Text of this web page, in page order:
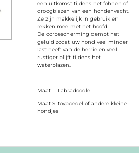
een uitkomst tijdens het fohnen of
droogblazen van een hondenvacht.
Ze zijn makkelijk in gebruik en
rekken mee met het hoofd.
De oorbescherming dempt het
geluid zodat uw hond veel minder
last heeft van de herrie en veel
rustiger blijft tijdens het
waterblazen.
Maat L: Labradoodle
Maat S: toypoedel of andere kleine
hondjes